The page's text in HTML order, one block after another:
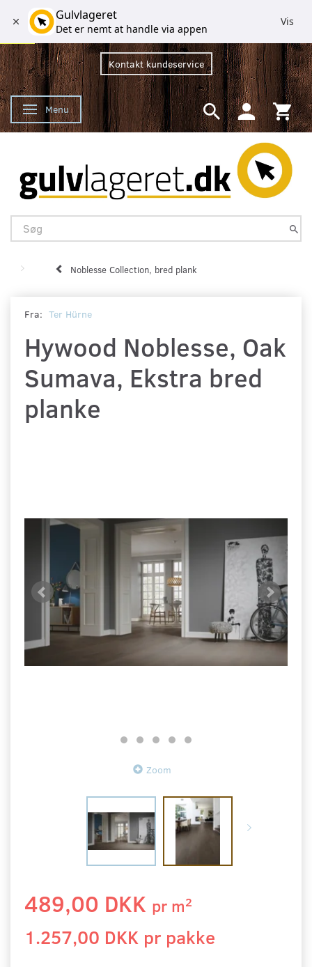
Kontakt kundeservice
Skifte navigation
Menu
Noblesse Collection, bred plank
Fra: Ter Hürne
Hywood Noblesse, Oak
Sumava, Ekstra bred
planke
Zoom
489,00 DKK pr m2
1.257,00 DKK pr pakke
Gulvlageret
Det er nemt at handle via appen
Vis